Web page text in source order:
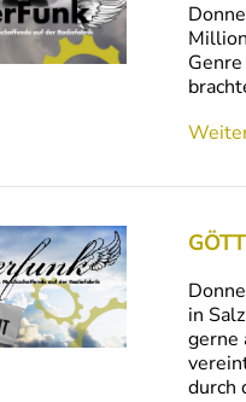
in
gerne
durch